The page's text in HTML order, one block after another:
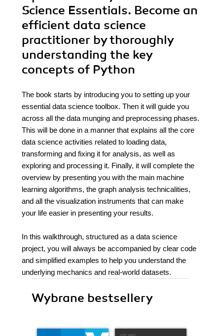
Science Essentials. Become an
efficient data science
practitioner by thoroughly
understanding the key
concepts of Python
The book starts by introducing you to setting up your
essential data science toolbox. Then it will guide you
across all the data munging and preprocessing phases.
This will be done in a manner that explains all the core
data science activities related to loading data,
transforming and fixing it for analysis, as well as
exploring and processing it. Finally, it will complete the
overview by presenting you with the main machine
learning algorithms, the graph analysis technicalities,
and all the visualization instruments that can make
your life easier in presenting your results.
In this walkthrough, structured as a data science
project, you will always be accompanied by clear code
and simplified examples to help you understand the
underlying mechanics and real-world datasets.
Wybrane bestsellery